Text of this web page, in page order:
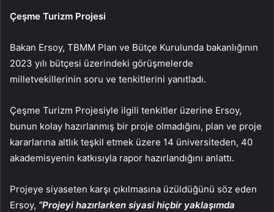
Çeşme Turizm Projesi
Bakan Ersoy, TBMM Plan ve Bütçe Kurulunda bakanlığının
2023 yılı bütçesi üzerindeki görüşmelerde
milletvekillerinin soru ve tenkitlerini yanıtladı.
Çeşme Turizm Projesiyle ilgili tenkitler üzerine Ersoy,
bunun kolay hazırlanmış bir proje olmadığını, plan ve proje
kararlarına altlık teşkil etmek üzere 14 üniversiteden, 40
akademisyenin katkısıyla rapor hazırlandığını anlattı.
Projeye siyaseten karşı çıkılmasına üzüldüğünü söz eden
Ersoy, “Projeyi hazırlarken siyasi hiçbir yaklaşımda